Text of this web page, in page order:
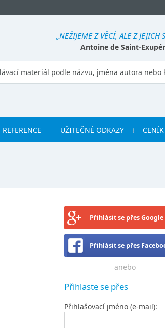
„NEŽIJEME Z VĚCÍ, ALE Z JEJICH
Antoine de Saint-
REFERENCE UŽITEČNÉ ODKAZY
Přihlásit se přes Google
Přihlásit se přes
anebo
Přihlaste se přes
Přihlašovací jméno (e-mail):